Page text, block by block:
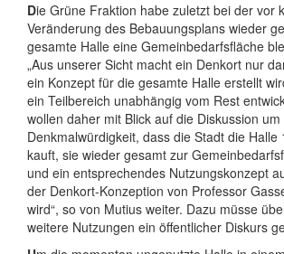
Die Grüne Fraktion habe zuletzt bei der vor
Veränderung des Bebauungsplans wieder
gesamte Halle eine Gemeinbedarfsfläche
„Aus unserer Sicht macht ein Denkort nur
ein Konzept für die gesamte Halle erstellt
ein Teilbereich unabhängig vom Rest
wollen daher mit Blick auf die Diskussion um
Denkmalwürdigkeit, dass die Stadt die Halle
kauft, sie wieder gesamt zur
und ein entsprechendes Nutzungskonzept
der Denkort-Konzeption von Professor
wird“, so von Mutius weiter. Dazu müsse
weitere Nutzungen ein öffentlicher Diskurs